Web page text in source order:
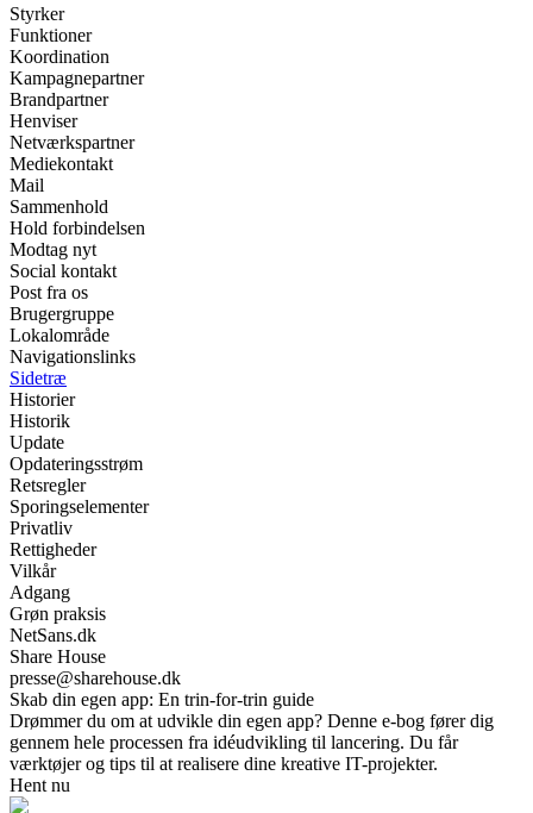
Styrker
Funktioner
Koordination
Kampagnepartner
Brandpartner
Henviser
Netværkspartner
Mediekontakt
Mail
Sammenhold
Hold forbindelsen
Modtag nyt
Social kontakt
Post fra os
Brugergruppe
Lokalområde
Navigationslinks
Sidetræ
Historier
Historik
Update
Opdateringsstrøm
Retsregler
Sporingselementer
Privatliv
Rettigheder
Vilkår
Adgang
Grøn praksis
NetSans.dk
Share House
presse@sharehouse.dk
Skab din egen app: En trin-for-trin guide
Drømmer du om at udvikle din egen app? Denne e-bog fører dig
gennem hele processen fra idéudvikling til lancering. Du får
værktøjer og tips til at realisere dine kreative IT-projekter.
Hent nu